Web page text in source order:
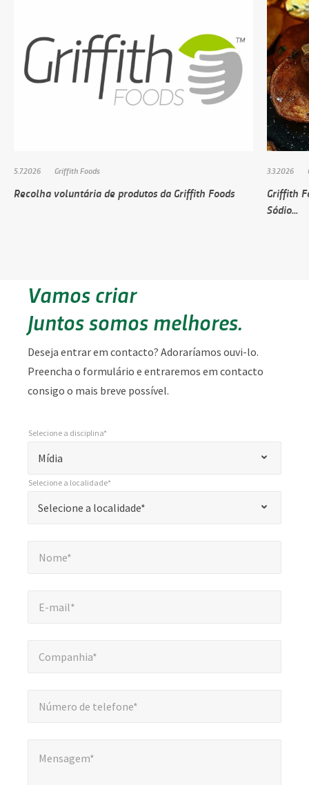
5.7.2026 Griffith Foods
Recolha voluntária de produtos da Griffith Foods
3.3.2026
Griffith
Sódio...
Vamos criar
Juntos somos melhores.
Deseja entrar em contacto? Adoraríamos ouvi-lo.
Preencha o formulário e entraremos em contacto
consigo o mais breve possível.
"
indica
Mídia
Selecione a disciplina*
Selecione a localidade*
Selecione a localidade*
Nome*
E-mail*
Companhia*
Número de telefone*
Mensagem*